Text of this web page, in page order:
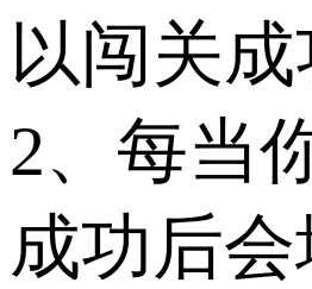
以闯关成
2、每当
成功后